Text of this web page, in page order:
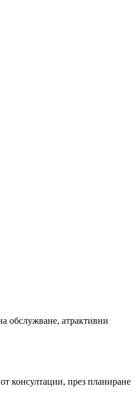
обслужване, атрактивни
консултации, през планиране